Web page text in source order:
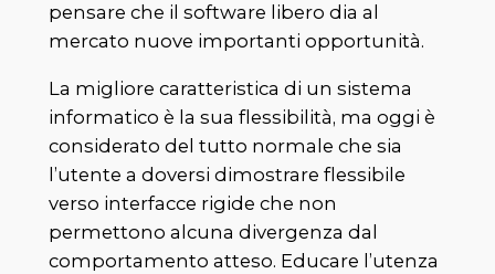
pensare che il software libero dia al
mercato nuove importanti opportunità.
La migliore caratteristica di un sistema
informatico è la sua flessibilità, ma oggi è
considerato del tutto normale che sia
l’utente a doversi dimostrare flessibile
verso interfacce rigide che non
permettono alcuna divergenza dal
comportamento atteso. Educare l’utenza